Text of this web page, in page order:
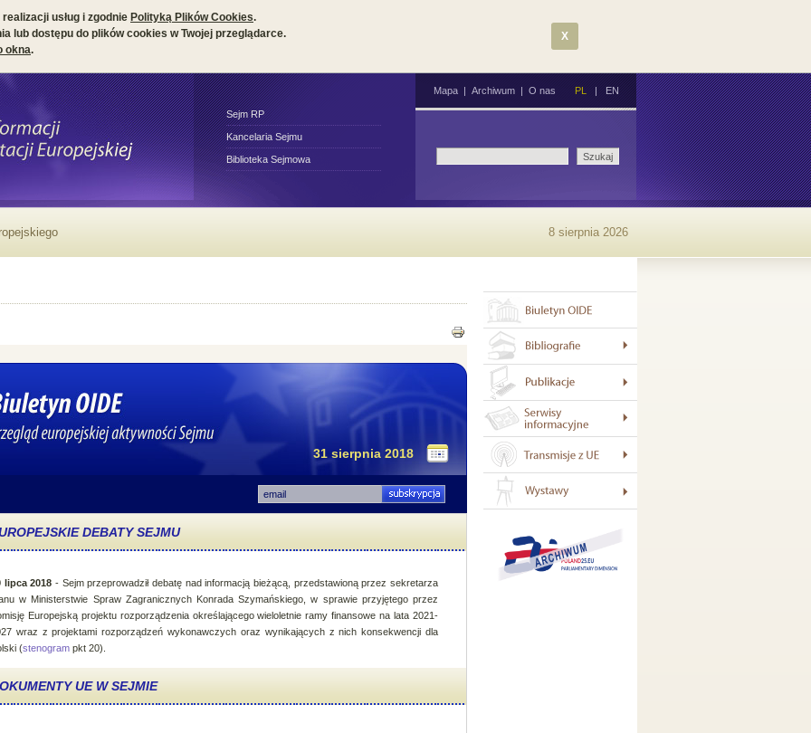
usług i zgodnie Polityką Plików Cookies.
lub dostępu do plików cookies w Twojej przeglądarce.
okna.
X
Sejm RP
Kancelaria Sejmu
Biblioteka Sejmowa
Mapa | Archiwum | O nas PL | EN
8 sierpnia 2026
31 sierpnia 2018
DEBATY SEJMU
lipca 2018 - Sejm przeprowadził debatę nad informacją bieżącą, przedstawioną przez sekretarza
w Ministerstwie Spraw Zagranicznych Konrada Szymańskiego, w sprawie przyjętego przez
Europejską projektu rozporządzenia określającego wieloletnie ramy finansowe na lata 2021-
wraz z projektami rozporządzeń wykonawczych oraz wynikających z nich konsekwencji dla
(stenogram pkt 20).
UE W SEJMIE